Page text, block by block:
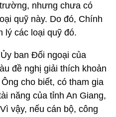
nhưng chưa có
quỹ này. Do đó, Chính
lý các loại quỹ đó.
ban Đối ngoại của
đề nghị giải thích khoản
cho biết, có tham gia
năng của tỉnh An Giang,
vậy, nếu cán bộ, công